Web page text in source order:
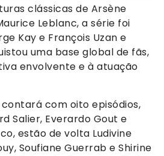
clássicas de Arsène
Leblanc, a série foi
Kay e François Uzan e
uma base global de fãs,
envolvente e à atuação
com oito episódios,
Salier, Everardo Gout e
estão de volta Ludivine
Soufiane Guerrab e Shirine